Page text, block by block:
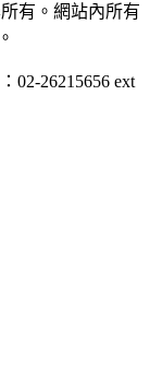
有。網站內所有
02-26215656 ext